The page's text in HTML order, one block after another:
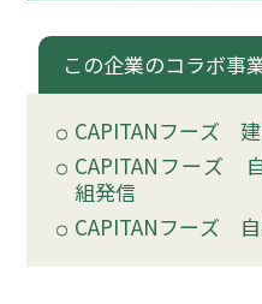
この企業のコラボ事
CAPITANフーズ 建
CAPITAN フーズ
組発信
CAPITANフーズ 自